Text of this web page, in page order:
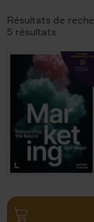
Résultats de
5 résultats